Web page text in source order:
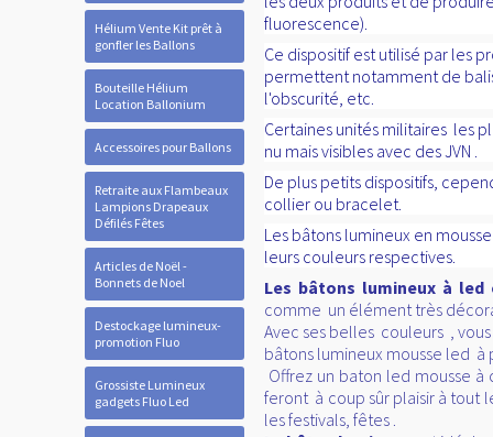
Hélium Vente Kit prêt à
gonfler les Ballons
Bouteille Hélium
Location Ballonium
Accessoires pour Ballons
Retraite aux Flambeaux
Lampions Drapeaux
Défilés Fêtes
Articles de Noël -
Bonnets de Noel
Destockage lumineux-
promotion Fluo
Grossiste Lumineux
gadgets Fluo Led
fluorescence).
Ce dispositif est utilisé par les
permettent notamment de
l'obscurité, etc.
Certaines unités militaires les
nu mais visibles avec des JVN .
De plus petits dispositifs,
collier ou bracelet.
Les bâtons lumineux en
leurs couleurs respectives.
Les bâtons lumineux à led
comme un élément très
Avec ses belles couleurs ,
bâtons lumineux mousse led à
Offrez un baton led mousse
feront à coup sûr plaisir à tout
les festivals, fêtes .